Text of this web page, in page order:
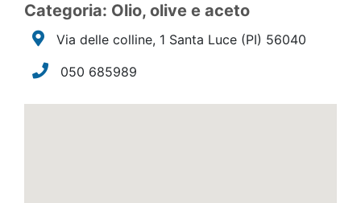
Categoria: Olio, olive e aceto
Via delle colline, 1 Santa Luce (PI) 56040
050 685989